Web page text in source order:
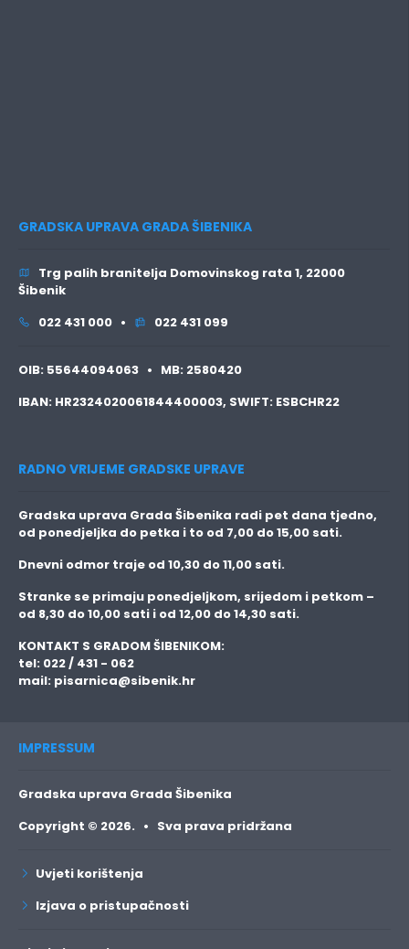
GRADSKA UPRAVA GRADA ŠIBENIKA
Trg palih branitelja Domovinskog rata 1, 22000
Šibenik
022 431 000 •
022 431 099
OIB: 55644094063 • MB: 2580420
IBAN: HR2324020061844400003, SWIFT: ESBCHR22
RADNO VRIJEME GRADSKE UPRAVE
Gradska uprava Grada Šibenika radi pet dana tjedno,
od ponedjeljka do petka i to od 7,00 do 15,00 sati.
Dnevni odmor traje od 10,30 do 11,00 sati.
Stranke se primaju ponedjeljkom, srijedom i petkom –
od 8,30 do 10,00 sati i od 12,00 do 14,30 sati.
KONTAKT S GRADOM ŠIBENIKOM:
tel: 022 / 431 - 062
mail: pisarnica@sibenik.hr
IMPRESSUM
Gradska uprava Grada Šibenika
Copyright © 2026. • Sva prava pridržana
Uvjeti korištenja
Izjava o pristupačnosti